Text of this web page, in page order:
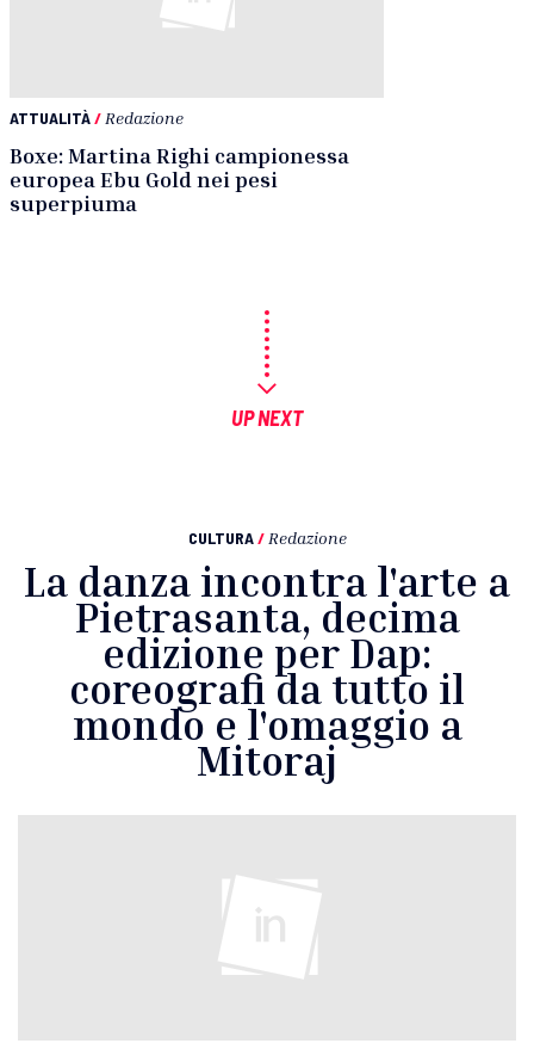
ATTUALITÀ/ Redazione
Boxe: Martina Righi campionessa
europea Ebu Gold nei pesi
superpiuma
UP NEXT
CULTURA / Redazione
La danza incontra l'arte a
Pietrasanta, decima
edizione per Dap:
coreografi da tutto il
mondo e l'omaggio a
Mitoraj